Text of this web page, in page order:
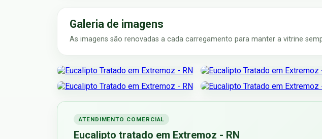
Galeria de imagens
As imagens são renovadas a cada carregamento para manter a vitrine
ATENDIMENTO COMERCIAL
Eucalipto tratado em Extremoz - RN